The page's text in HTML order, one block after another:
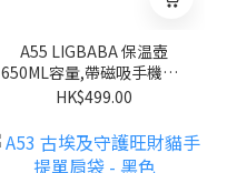
A55 LIGBABA 保温壺
650ML容量,帶磁吸手機圈 -
米白色
HK$499.00